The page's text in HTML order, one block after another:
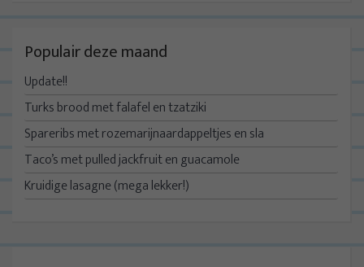
Populair deze maand
Update!!
Turks brood met falafel en tzatziki
Spareribs met rozemarijnaardappeltjes en sla
Taco’s met pulled jackfruit en guacamole
Kruidige lasagne (mega lekker!)